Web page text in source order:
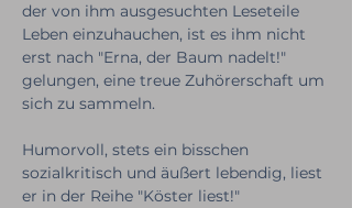
der von ihm ausgesuchten Leseteile
Leben einzuhauchen, ist es ihm nicht
erst nach "Erna, der Baum nadelt!"
gelungen, eine treue Zuhörerschaft um
sich zu sammeln.
Humorvoll, stets ein bisschen
sozialkritisch und äußert lebendig, liest
er in der Reihe "Köster liest!"